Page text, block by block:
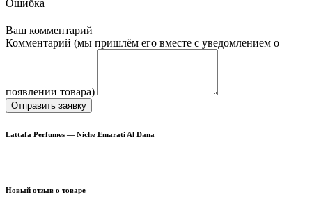
Ошибка
Ваш комментарий
Комментарий (мы пришлём его вместе с уведомлением о
появлении товара)
Отправить заявку
Lattafa Perfumes — Niche Emarati Al Dana
Новый отзыв о товаре